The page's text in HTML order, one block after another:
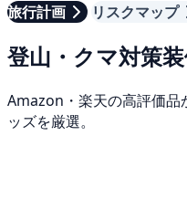
旅行計画
リスクマップ
登山・クマ対策
Amazon・楽天の高評価品
ッズを厳選。